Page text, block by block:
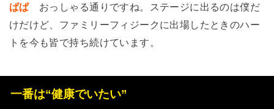
ぱぱ おっしゃる通りですね。ステージに出るのは僕だ
けだけど、ファミリーフィジークに出場したときのハー
トを今も皆で持ち続けています。
一番は“健康でいたい”